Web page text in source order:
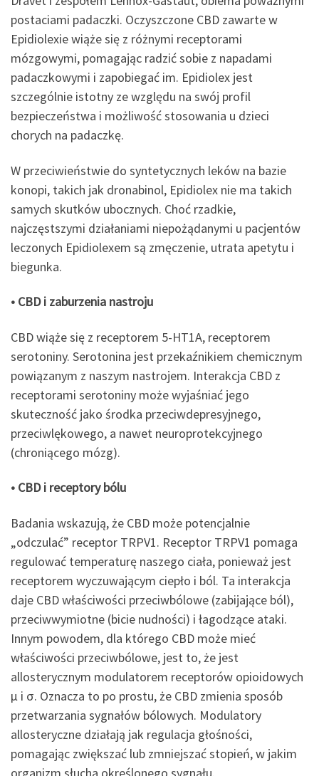
postaciami padaczki. Oczyszczone CBD zawarte w
Epidiolexie wiąże się z różnymi receptorami
mózgowymi, pomagając radzić sobie z napadami
padaczkowymi i zapobiegać im. Epidiolex jest
szczególnie istotny ze względu na swój profil
bezpieczeństwa i możliwość stosowania u dzieci
chorych na padaczkę.
W przeciwieństwie do syntetycznych leków na bazie
konopi, takich jak dronabinol, Epidiolex nie ma takich
samych skutków ubocznych. Choć rzadkie,
najczęstszymi działaniami niepożądanymi u pacjentów
leczonych Epidiolexem są zmęczenie, utrata apetytu i
biegunka.
• CBD i zaburzenia nastroju
CBD wiąże się z receptorem 5-HT1A, receptorem
serotoniny. Serotonina jest przekaźnikiem chemicznym
powiązanym z naszym nastrojem. Interakcja CBD z
receptorami serotoniny może wyjaśniać jego
skuteczność jako środka przeciwdepresyjnego,
przeciwlękowego, a nawet neuroprotekcyjnego
(chroniącego mózg).
• CBD i receptory bólu
Badania wskazują, że CBD może potencjalnie
„odczulać” receptor TRPV1. Receptor TRPV1 pomaga
regulować temperaturę naszego ciała, ponieważ jest
receptorem wyczuwającym ciepło i ból. Ta interakcja
daje CBD właściwości przeciwbólowe (zabijające ból),
przeciwwymiotne (bicie nudności) i łagodzące ataki.
Innym powodem, dla którego CBD może mieć
właściwości przeciwbólowe, jest to, że jest
allosterycznym modulatorem receptorów opioidowych
μ i σ. Oznacza to po prostu, że CBD zmienia sposób
przetwarzania sygnałów bólowych. Modulatory
allosteryczne działają jak regulacja głośności,
pomagając zwiększać lub zmniejszać stopień, w jakim
organizm słucha określonego sygnału.